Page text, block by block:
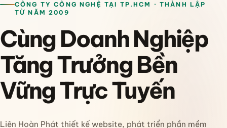
CÔNG TY CÔNG NGHỆ TẠI TP.HCM · THÀNH LẬP
TỪ NĂM 2009
Cùng Doanh Nghiệp
Tăng Trưởng Bền
Vững Trực Tuyến
Liên Hoàn Phát thiết kế website, phát triển phần mềm